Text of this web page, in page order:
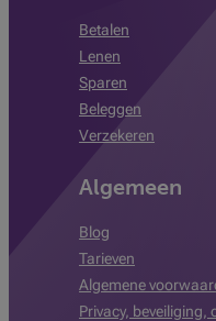
Betalen
Lenen
Sparen
Beleggen
Verzekeren
Algemeen
Blog
Tarieven
Algemene
Privacy, beveiliging,